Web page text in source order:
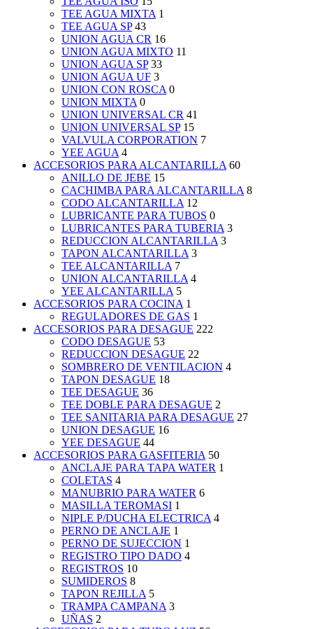
TEE AGUA MIXTA 1
TEE AGUA SP 43
UNION AGUA CR 16
UNION AGUA MIXTO 11
UNION AGUA SP 33
UNION AGUA UF 3
UNION CON ROSCA 0
UNION MIXTA 0
UNION UNIVERSAL CR 41
UNION UNIVERSAL SP 15
VALVULA CORPORATION 7
YEE AGUA 4
ACCESORIOS PARA ALCANTARILLA 60
ANILLO DE JEBE 15
CACHIMBA PARA ALCANTARILLA 8
CODO ALCANTARILLA 12
LUBRICANTE PARA TUBOS 0
LUBRICANTES PARA TUBERIA 3
REDUCCION ALCANTARILLA 3
TAPON ALCANTARILLA 3
TEE ALCANTARILLA 7
UNION ALCANTARILLA 4
YEE ALCANTARILLA 5
ACCESORIOS PARA COCINA 1
REGULADORES DE GAS 1
ACCESORIOS PARA DESAGUE 222
CODO DESAGUE 53
REDUCCION DESAGUE 22
SOMBRERO DE VENTILACION 4
TAPON DESAGUE 18
TEE DESAGUE 36
TEE DOBLE PARA DESAGUE 2
TEE SANITARIA PARA DESAGUE 27
UNION DESAGUE 16
YEE DESAGUE 44
ACCESORIOS PARA GASFITERIA 50
ANCLAJE PARA TAPA WATER 1
COLETAS 4
MANUBRIO PARA WATER 6
MASILLA TEROMASI 1
NIPLE P/DUCHA ELECTRICA 4
PERNO DE ANCLAJE 1
PERNO DE SUJECCION 1
REGISTRO TIPO DADO 4
REGISTROS 10
SUMIDEROS 8
TAPON REJILLA 5
TRAMPA CAMPANA 3
UÑAS 2